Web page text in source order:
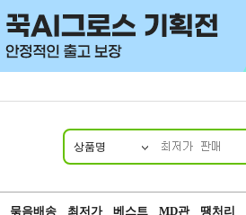
상품명
묶음배송 최저가 베스트 MD관 땡처리